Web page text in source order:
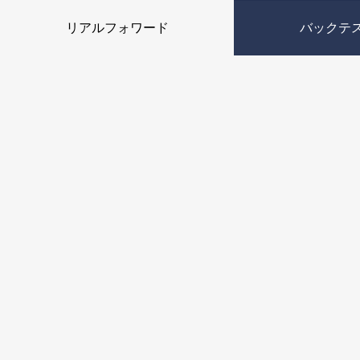
リアルフォワード バックテ